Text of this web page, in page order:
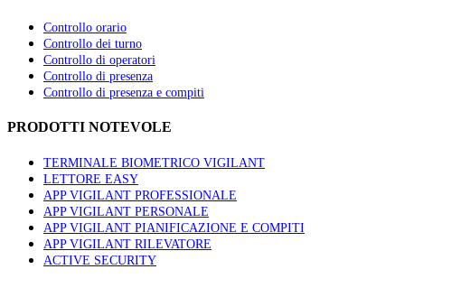
Controllo orario
Controllo dei turno
Controllo di operatori
Controllo di presenza
Controllo di presenza e compiti
PRODOTTI NOTEVOLE
TERMINALE BIOMETRICO VIGILANT
LETTORE EASY
APP VIGILANT PROFESSIONALE
APP VIGILANT PERSONALE
APP VIGILANT PIANIFICAZIONE E COMPITI
APP VIGILANT RILEVATORE
ACTIVE SECURITY